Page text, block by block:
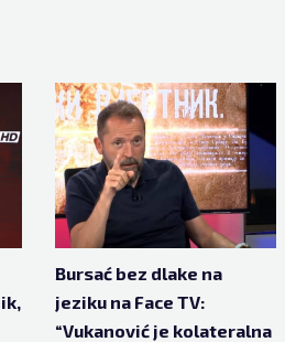
Bursać bez dlake na
jeziku na Face TV:
“Vukanović je kolateralna